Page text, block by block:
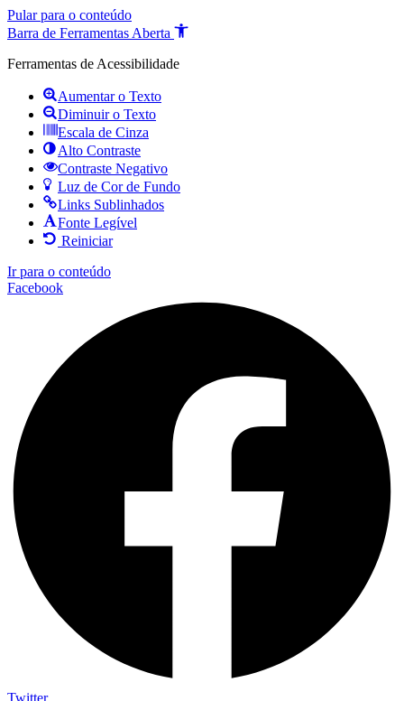
Pular para o conteúdo
Barra de Ferramentas Aberta
Ferramentas de Acessibilidade
Aumentar o Texto
Diminuir o Texto
Escala de Cinza
Alto Contraste
Contraste Negativo
Luz de Cor de Fundo
Links Sublinhados
Fonte Legível
Reiniciar
Ir para o conteúdo
Facebook
Twitter